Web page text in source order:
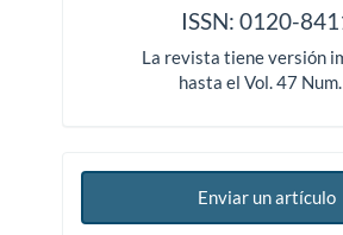
ISSN: 0120-
La revista tiene versión
hasta el Vol. 47 Num.
Enviar un artículo